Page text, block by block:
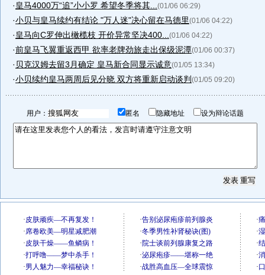
·皇马4000万“追”小小罗 希望冬季将其... (01/06 06:29)
·小贝与皇马续约有结论 "万人迷"决心留在马德里(01/06 04:22)
·皇马向C罗伸出橄榄枝 开价异常坚决400... (01/06 04:22)
·前皇马飞翼重返西甲 欲率老牌劲旅走出保级泥潭(01/06 00:37)
· 贝克汉姆去留3月确定 皇马新合同显示诚意(01/05 13:34)
·小贝续约皇马两周后见分晓 双方将重新启动谈判 (01/05 09:20)
用户： 匿名 隐藏地址 设为辩论话题